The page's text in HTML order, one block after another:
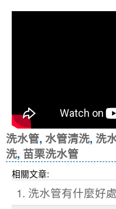
洗水管, 水管清洗, 洗
洗, 苗栗洗水管
相關文章:
1. 洗水管有什麼好